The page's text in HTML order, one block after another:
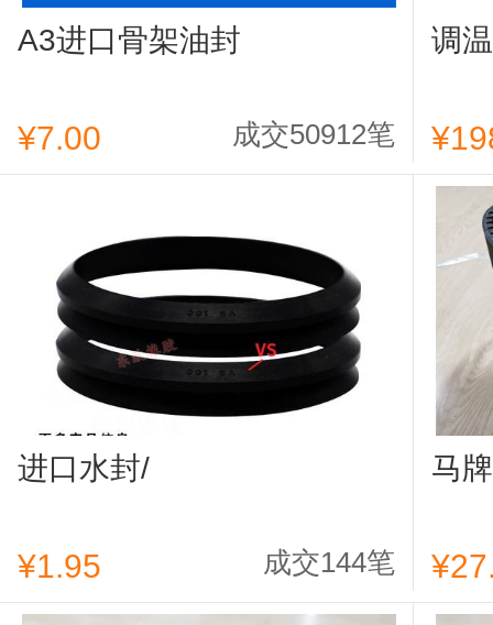
A3进口骨架油封
¥7.00 成交50912笔
调
进口水封/
¥1.95 成交144笔
马